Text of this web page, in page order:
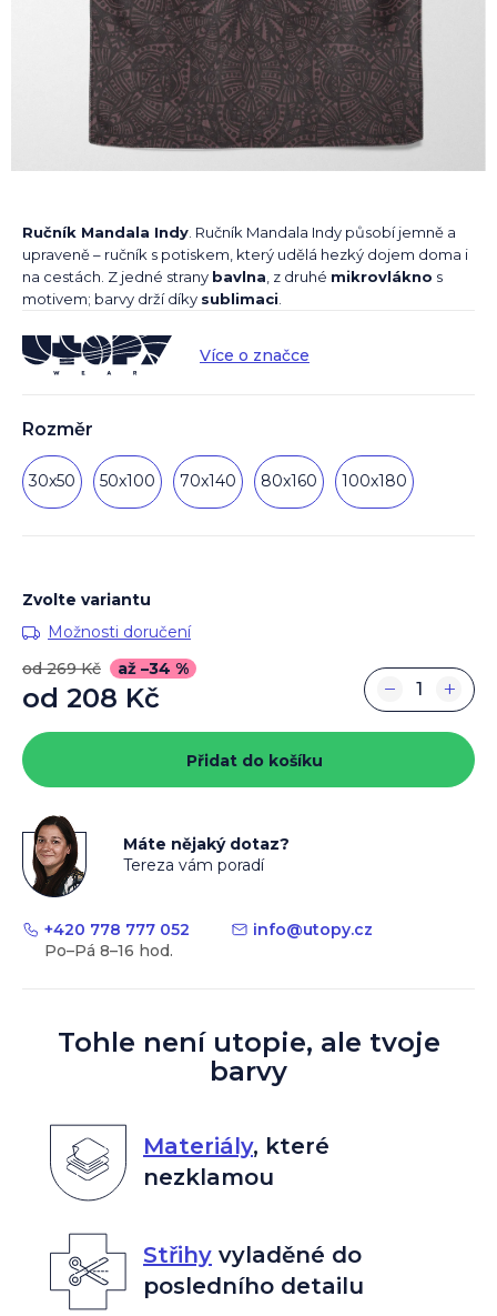
Rozměr
30x50 50x100 70x140 80x160 100x180
Ručník Mandala Indy. Ručník Mandala Indy působí jemně a
upraveně – ručník s potiskem, který udělá hezký dojem doma i
na cestách. Z jedné strany bavlna, z druhé mikrovlákno s
motivem; barvy drží díky sublimaci.
Více o značce
Zvolte variantu
Možnosti doručení
od 269 Kč
až –34 %
od 208 Kč
cena:
+
−
Přidat do košíku
Máte nějaký dotaz?
Tereza vám poradí
+420 778 777 052 info@utopy.cz
Tohle není utopie, ale tvoje
barvy
Materiály, které
nezklamou
Střihyvyladěné do
posledního detailu